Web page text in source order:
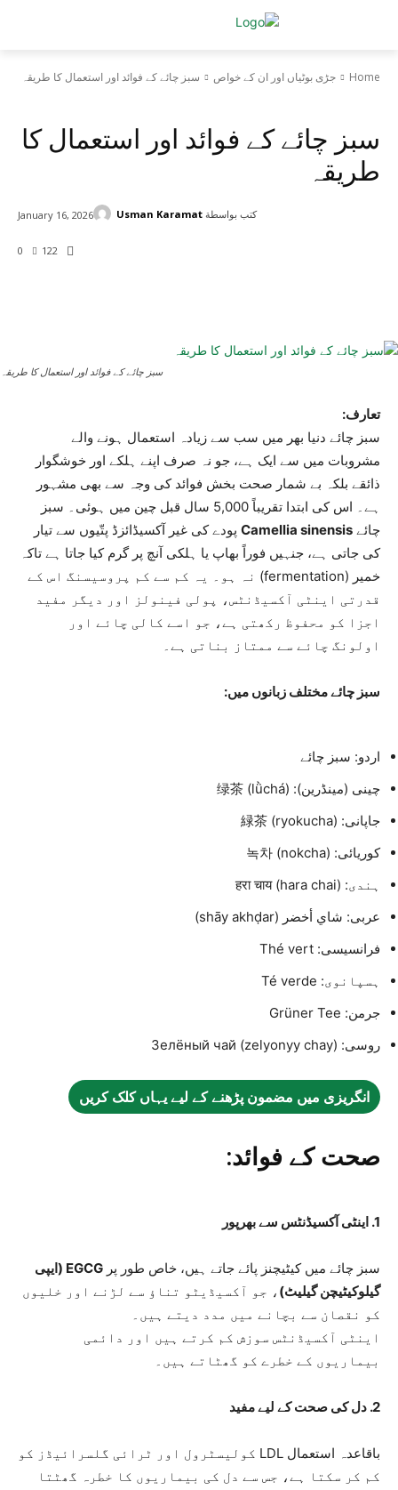
Home جڑی بوٹیاں اور ان کے خواص سبز چائے کے فوائد اور استعمال کا طریقہ
سبز چائے کے فوائد اور استعمال کا
طریقہ
0 122
January 16, 2026 كتب بواسطة Usman Karamat
سبز چائے کے فوائد اور استعمال کا طریقہ
تعارف:
سبز چائے دنیا بھر میں سب سے زیادہ استعمال ہونے والے
مشروبات میں سے ایک ہے، جو نہ صرف اپنے ہلکے اور خوشگوار
ذائقے بلکہ بے شمار صحت بخش فوائد کی وجہ سے بھی مشہور
ہے۔ اس کی ابتدا تقریباً 5,000 سال قبل چین میں ہوئی۔ سبز
چائے Camellia sinensis پودے کی غیر آکسیڈائزڈ پتّیوں سے تیار
کی جاتی ہے، جنہیں فوراً بھاپ یا ہلکی آنچ پر گرم کیا جاتا ہے تاکہ
خمیر (fermentation) نہ ہو۔ یہ کم سے کم پروسیسنگ اس کے
قدرتی اینٹی آکسیڈنٹس، پولی فینولز اور دیگر مفید
اجزا کو محفوظ رکھتی ہے، جو اسے کالی چائے اور
اولونگ چائے سے ممتاز بناتی ہے۔
سبز چائے مختلف زبانوں میں:
اردو: سبز چائے
چینی (مینڈرین): 绿茶 (lǜchá)
جاپانی: 緑茶 (ryokucha)
کوریائی: 녹차 (nokcha)
ہندی: हरा चाय (hara chai)
عربی: شاي أخضر (shāy akhḍar)
فرانسیسی: Thé vert
ہسپانوی: Té verde
جرمن: Grüner Tee
روسی: Зелёный чай (zelyonyy chay)
انگریزی میں مضمون پڑھنے کے لیے یہاں کلک کریں
صحت کے فوائد:
1. اینٹی آکسیڈنٹس سے بھرپور
سبز چائے میں کیٹیچنز پائے جاتے ہیں، خاص طور پر
EGCG (ایپی
گیلوکیٹیچن گیلیٹ) ، جو آکسیڈیٹو تناؤ سے لڑنے اور خلیوں
کو نقصان سے بچانے میں مدد دیتے ہیں۔
اینٹی آکسیڈنٹس سوزش کم کرتے ہیں اور دائمی
بیماریوں کے خطرے کو گھٹاتے ہیں۔
2. دل کی صحت کے لیے مفید
باقاعدہ استعمال LDL کولیسٹرول اور ٹرائی گلسرائیڈز کو
کم کر سکتا ہے، جس سے دل کی بیماریوں کا خطرہ گھٹتا